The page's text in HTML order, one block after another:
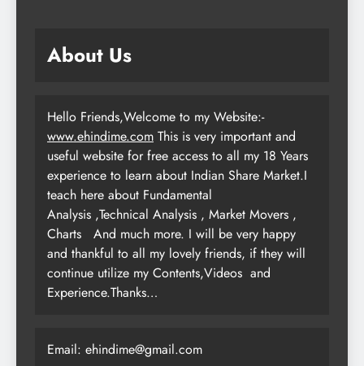
About Us
Hello Friends,Welcome to my Website:-
www.ehindime.com This is very important and
useful website for free access to all my 18 Years
experience to learn about Indian Share Market.I
teach here about Fundamental
Analysis ,Technical Analysis , Market Movers ,
Charts
And much more. I will be very happy
and thankful to all my lovely friends, if they will
continue utilize my Contents,Videos and
Experience.Thanks…
Email: ehindime@gmail.com